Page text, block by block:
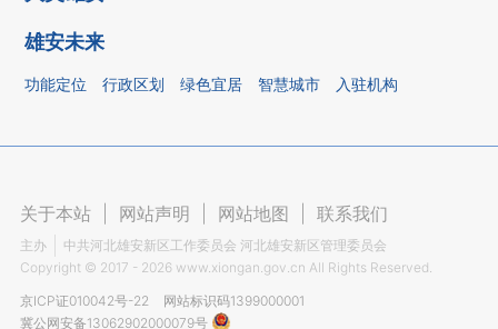
雄安未来
功能定位 行政区划 绿色宜居 智慧城市 入驻机构
关于本站 网站声明 网站地图 联系我们
主办
中共河北雄安新区工作委员会 河北雄安新区管理委员会
Copyright © 2017 - 2026 www.xiongan.gov.cn All Rights Reserved.
京ICP证010042号-22
网站标识码1399000001
冀公网安备13062902000079号